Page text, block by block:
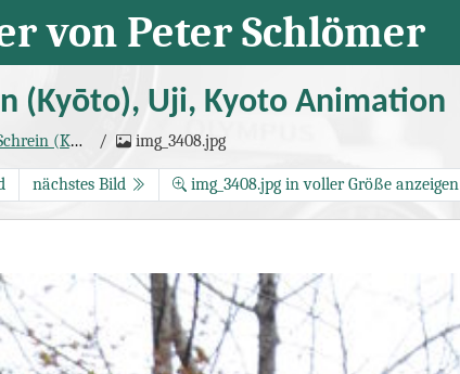
von Peter Schlömer
(Kyōto), Uji, Kyoto Animation
Animation img_3408.jpg
nächstes Bild img_3408.jpg in voller Größe anzeigen